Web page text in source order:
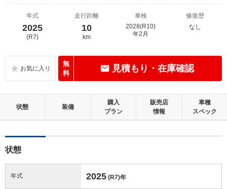
年式
2025
(R7)
走行距離
10
km
車検
2028(R10)
年2月
修復歴
なし
無
料
見積もり・在庫確認
状態 装備
購入
プラン
販売店
情報
車種
スペック
状態
年式 2025 (R7)年